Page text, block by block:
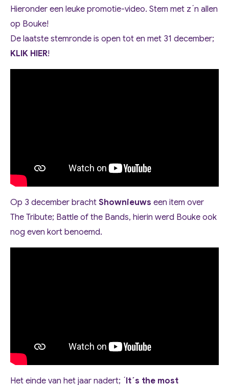
Hieronder een leuke promotie-video. Stem met z´n allen
op Bouke!
De laatste stemronde is open tot en met 31 december;
KLIK HIER!
Op 3 december brachtShownieuws een item over
The Tribute; Battle of the Bands, hierin werd Bouke ook
nog even kort benoemd.
Het einde van het jaar nadert; ´It´s the most